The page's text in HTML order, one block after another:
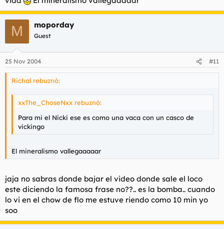
M moporday
Guest
25 Nov 2004 #11
Richal rebuznó:
xxThe_ChoseNxx rebuznó:
Para mi el Nicki ese es como una vaca con un casco de
vickingo
El mineralismo vallegaaaaar
jaja no sabras donde bajar el video donde sale el loco
este diciendo la famosa frase no??.. es la bomba.. cuando
lo vi en el chow de flo me estuve riendo como 10 min yo
soo